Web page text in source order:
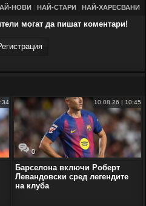
НОВИ НАЙ-СТАРИ НАЙ-ХАРЕСВАНИ
могат да пишат коментари!
0
10.08.26 | 10:45
Барселона включи Роберт
Левандовски сред легендите
на клуба